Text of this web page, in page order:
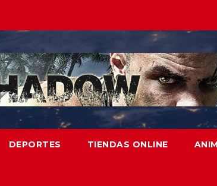
DEPORTES TIENDAS ONLINE